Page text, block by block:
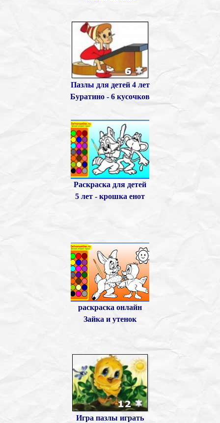
Пазлы для детей 4 лет
Буратино - 6 кусочков
Раскраска для детей
5 лет - крошка енот
раскраска онлайн
Зайка и утенок
Игра пазлы играть